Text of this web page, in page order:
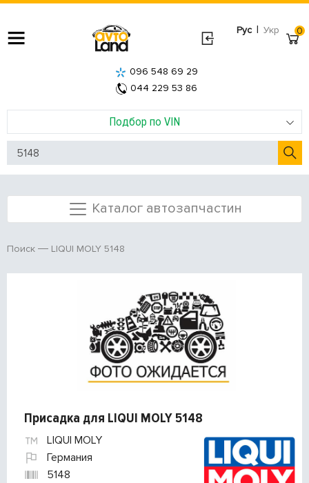
Рус | Укр
Подбор по VIN
096 548 69 29
044 229 53 86
0
Каталог автозапчастин
Поиск LIQUI MOLY 5148
Присадка для LIQUI MOLY 5148
LIQUI MOLY
Германия
5148